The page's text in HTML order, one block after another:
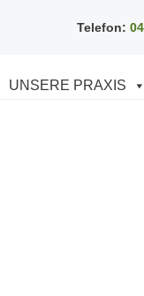
Telefon:
UNSERE PRAXIS